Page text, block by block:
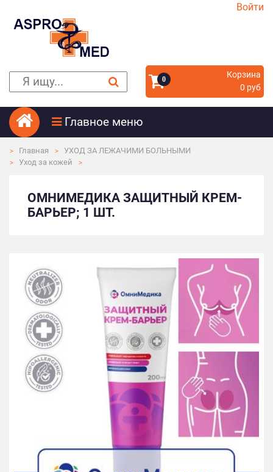
Войти
0
Корзина
0 руб
Главное меню
Главная
УХОД ЗА ЛЕЖАЧИМИ БОЛЬНЫМИ
Уход за кожей
ОМНИМЕДИКА ЗАЩИТНЫЙ КРЕМ-
БАРЬЕР; 1 ШТ.